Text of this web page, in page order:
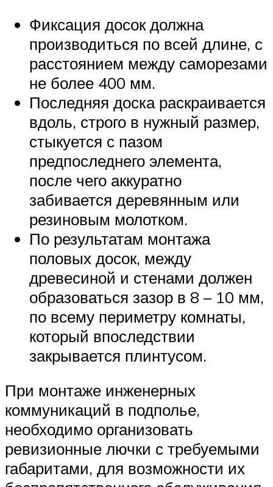
Фиксация досок должна
производиться по всей длине, с
расстоянием между саморезами
не более 400 мм.
Последняя доска раскраивается
вдоль, строго в нужный размер,
стыкуется с пазом
предпоследнего элемента,
после чего аккуратно
забивается деревянным или
резиновым молотком.
По результатам монтажа
половых досок, между
древесиной и стенами должен
образоваться зазор в 8 – 10 мм,
по всему периметру комнаты,
который впоследствии
закрывается плинтусом.
При монтаже инженерных
коммуникаций в подполье,
необходимо организовать
ревизионные лючки с требуемыми
габаритами, для возможности их